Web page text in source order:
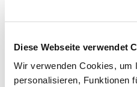
Diese Webseite verwendet
Wir verwenden Cookies, um
personalisieren, Funktionen